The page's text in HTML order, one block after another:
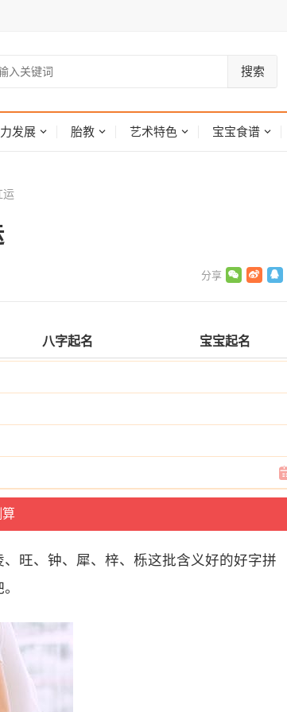
搜索
发展 胎教 艺术特色 宝宝食谱
运
八字起名 宝宝起名
旺、钟、犀、梓、栎这批含义好的好字拼